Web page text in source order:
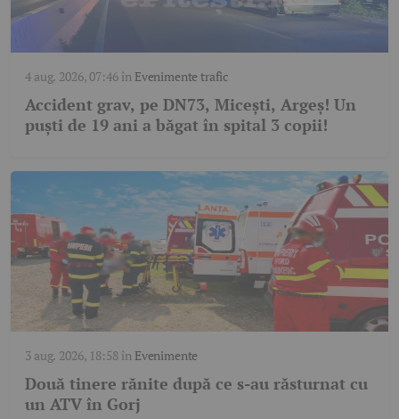
4 aug. 2026, 07:46în Evenimente trafic
Accident grav, pe DN73, Micești, Argeș! Un
puști de 19 ani a băgat în spital 3 copii!
3 aug. 2026, 18:58în Evenimente
Două tinere rănite după ce s-au răsturnat cu
un ATV în Gorj